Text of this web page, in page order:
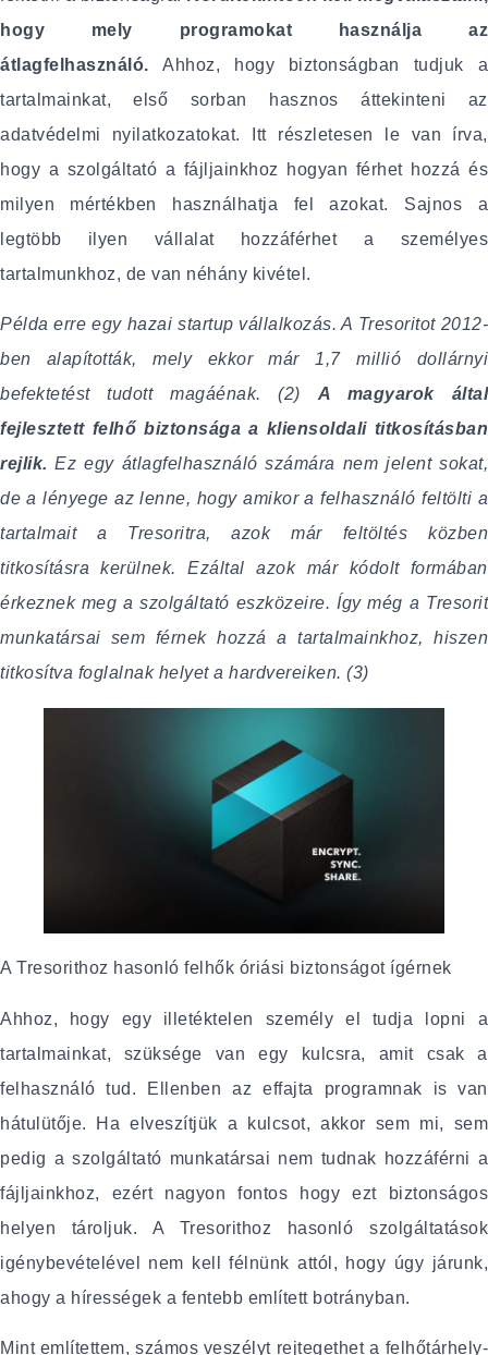
hogy mely programokat használja az
átlagfelhasználó. Ahhoz, hogy biztonságban tudjuk a
tartalmainkat, első sorban hasznos áttekinteni az
adatvédelmi nyilatkozatokat. Itt részletesen le van írva,
hogy a szolgáltató a fájljainkhoz hogyan férhet hozzá és
milyen mértékben használhatja fel azokat. Sajnos a
legtöbb ilyen vállalat hozzáférhet a személyes
tartalmunkhoz, de van néhány kivétel.
Példa erre egy hazai startup vállalkozás. A Tresoritot 2012-
ben alapították, mely ekkor már 1,7 millió dollárnyi
befektetést tudott magáénak. (2) A magyarok által
fejlesztett felhő biztonsága a kliensoldali titkosításban
rejlik. Ez egy átlagfelhasználó számára nem jelent sokat,
de a lényege az lenne, hogy amikor a felhasználó feltölti a
tartalmait a Tresoritra, azok már feltöltés közben
titkosításra kerülnek. Ezáltal azok már kódolt formában
érkeznek meg a szolgáltató eszközeire. Így még a Tresorit
munkatársai sem férnek hozzá a tartalmainkhoz, hiszen
titkosítva foglalnak helyet a hardvereiken. (3)
A Tresorithoz hasonló felhők óriási biztonságot ígérnek
Ahhoz, hogy egy illetéktelen személy el tudja lopni a
tartalmainkat, szüksége van egy kulcsra, amit csak a
felhasználó tud. Ellenben az effajta programnak is van
hátulütője. Ha elveszítjük a kulcsot, akkor sem mi, sem
pedig a szolgáltató munkatársai nem tudnak hozzáférni a
fájljainkhoz, ezért nagyon fontos hogy ezt biztonságos
helyen tároljuk. A Tresorithoz hasonló szolgáltatások
igénybevételével nem kell félnünk attól, hogy úgy járunk,
ahogy a hírességek a fentebb említett botrányban.
Mint említettem, számos veszélyt rejtegethet a felhőtárhely-